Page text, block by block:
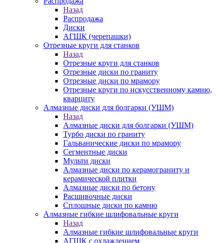
Назад
Распродажа
Диски
АГШК (черепашки)
Отрезные круги для станков
Назад
Отрезные круги для станков
Отрезные диски по граниту
Отрезные диски по мрамору
Отрезные круги по искусственному камню,
кварциту
Алмазные диски для болгарки (УШМ)
Назад
Алмазные диски для болгарки (УШМ)
Турбо диски по граниту
Гальванические диски по мрамору
Сегментные диски
Мульти диски
Алмазные диски по керамограниту и
керамической плитки
Алмазные диски по бетону
Расшивочные диски
Сплошные диски по камню
Алмазные гибкие шлифовальные круги
Назад
Алмазные гибкие шлифовальные круги
АГШК с охлаждением